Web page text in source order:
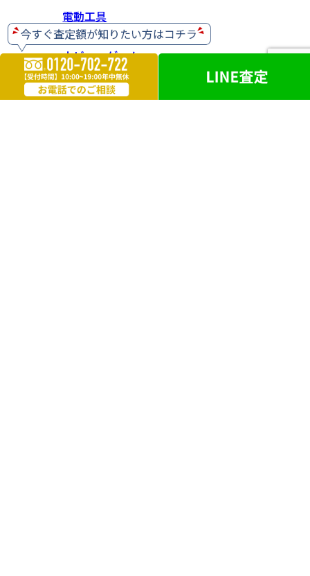
電動工具
ホビー・ゲーム
楽器